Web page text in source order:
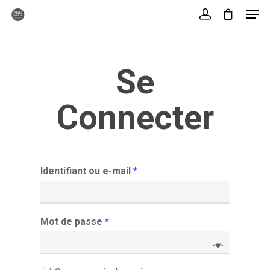
Hit enter to search or ESC to close
Se
Connecter
Identifiant ou e-mail *
Mot de passe *